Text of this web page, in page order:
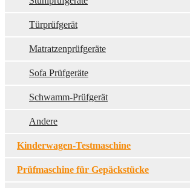
Türprüfgerät
Matratzenprüfgeräte
Sofa Prüfgeräte
Schwamm-Prüfgerät
Andere
Kinderwagen-Testmaschine
Prüfmaschine für Gepäckstücke